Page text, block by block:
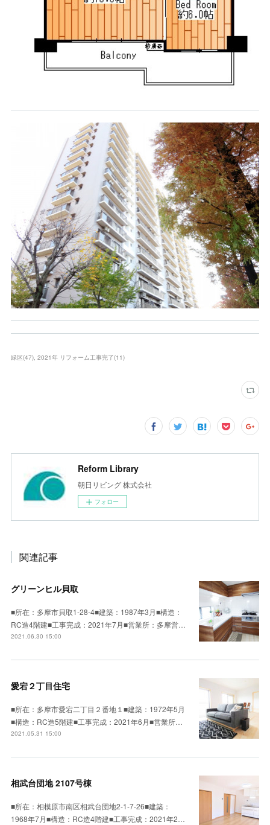
緑区(47) 2021年 リフォーム工事完了(11)
Reform Library
朝日リビング 株式会社
フォロー
関連記事
グリーンヒル貝取
■所在：多摩市貝取1-28-4■建築：1987年3月■構造：
RC造4階建■工事完成：2021年7月■営業所：多摩営…
2021.06.30 15:00
愛宕２丁目住宅
■所在：多摩市愛宕二丁目２番地１■建築：1972年5月
■構造：RC造5階建■工事完成：2021年6月■営業所…
2021.05.31 15:00
相武台団地 2107号棟
■所在：相模原市南区相武台団地2-1-7-26■建築：
1968年7月■構造：RC造4階建■工事完成：2021年2…